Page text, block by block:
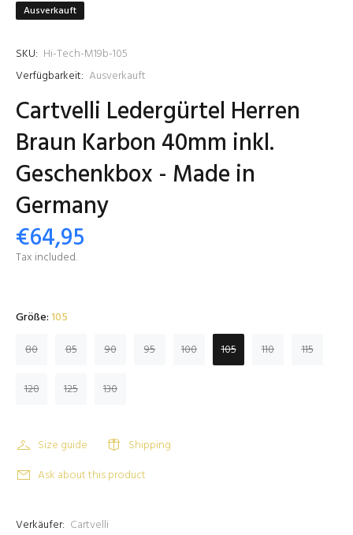
Ausverkauft
SKU: Hi-Tech-M19b-105
Verfügbarkeit: Ausverkauft
Cartvelli Ledergürtel Herren
Braun Karbon 40mm inkl.
Geschenkbox - Made in
Germany
€64,95
Tax included.
Größe:105
80
85 90 95 100 105 110 115
120 125 130
Size guide
Shipping
Ask about this product
Verkäufer: Cartvelli